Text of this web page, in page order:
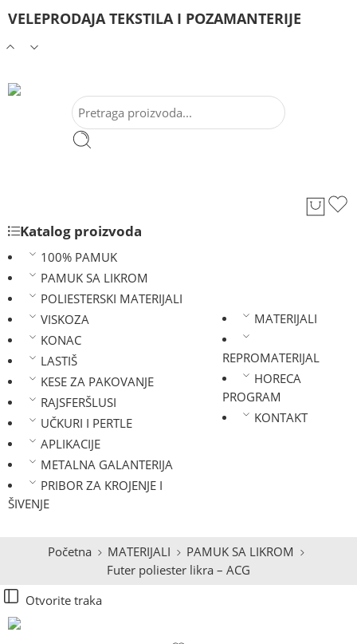
VELEPRODAJA TEKSTILA I POZAMANTERIJE
Katalog proizvoda
100% PAMUK
PAMUK SA LIKROM
POLIESTERSKI MATERIJALI
VISKOZA
KONAC
LASTIŠ
KESE ZA PAKOVANJE
RAJSFERŠLUSI
UČKURI I PERTLE
APLIKACIJE
METALNA GALANTERIJA
PRIBOR ZA KROJENJE I
ŠIVENJE
MATERIJALI
REPROMATERIJAL
HORECA
PROGRAM
KONTAKT
Početna MATERIJALI
PAMUK SA LIKROM
Futer poliester likra – ACG
Otvorite traka